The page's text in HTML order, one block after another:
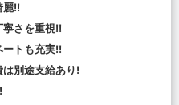
麗!!
さを重視!!
トも充実!!
別途支給あり!